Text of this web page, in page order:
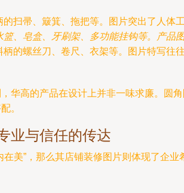
的扫帚、簸箕、拖把等。图片突出了人体
篮、皂盒、牙刷架、多功能挂钩等。产品
柄的螺丝刀、卷尺、衣架等。图片特写往
华高的产品在设计上并非一味求廉。圆
。
业与信任的传达
在美”，那么其店铺装修图片则体现了企